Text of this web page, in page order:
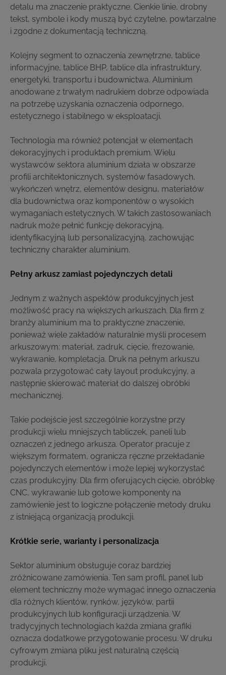
detalu ma znaczenie praktyczne. Cienkie linie, drobny
tekst, symbole i kody muszą być czytelne, powtarzalne
i zgodne z dokumentacją techniczną.
Kolejny segment to oznaczenia zewnętrzne, tablice
informacyjne, tablice BHP, tablice dla infrastruktury,
energetyki, transportu i budownictwa. Aluminium
anodowane z trwałym nadrukiem dobrze odpowiada
na potrzebę uzyskania oznaczenia odpornego,
estetycznego i stabilnego w eksploatacji.
Technologia ma również potencjał w elementach
dekoracyjnych i produktach premium. Wielu
wystawców sektora aluminium działa w obszarze
profili architektonicznych, systemów fasadowych,
wykończeń wnętrz, elementów designu, materiałów
dla budownictwa oraz komponentów o wysokich
wymaganiach estetycznych. W takich zastosowaniach
nadruk może pełnić funkcję dekoracyjną,
identyfikacyjną lub personalizacyjną, zachowując
techniczny charakter aluminium.
Pełny arkusz zamiast pojedynczych detali
Jednym z ważnych aspektów produkcyjnych jest
możliwość pracy na większych arkuszach. Dla firm z
branży aluminium ma to praktyczne znaczenie,
ponieważ wiele zakładów naturalnie myśli procesem
arkuszowym: materiał, zadruk, cięcie, frezowanie,
wykrawanie, kompletacja. Druk na pełnym arkuszu
pozwala przygotować cały layout produkcyjny, a
następnie skierować materiał do dalszej obróbki
mechanicznej.
Takie podejście jest szczególnie korzystne przy
produkcji wielu mniejszych tabliczek, paneli lub
oznaczeń z jednego arkusza. Operator pracuje z
większym formatem, ogranicza ręczne przekładanie
pojedynczych elementów i może lepiej wykorzystać
czas produkcyjny. Dla firm oferujących cięcie, obróbkę
CNC, wykrawanie lub gotowe komponenty na
zamówienie jest to logiczne połączenie metody druku
z istniejącą organizacją produkcji.
Krótkie serie, warianty i personalizacja
Sektor aluminium obsługuje coraz bardziej
zróżnicowane zamówienia. Ten sam profil, panel lub
element techniczny może wymagać innego oznaczenia
dla różnych klientów, rynków, języków, partii
produkcyjnych lub konfiguracji urządzenia. W
tradycyjnych technologiach każda zmiana grafiki
oznacza dodatkowe przygotowanie procesu. W druku
cyfrowym zmiana pliku jest naturalną częścią
produkcji.